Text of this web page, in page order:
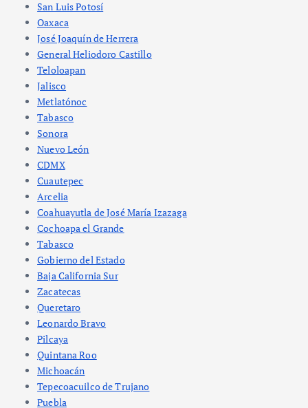
San Luis Potosí
Oaxaca
José Joaquín de Herrera
General Heliodoro Castillo
Teloloapan
Jalisco
Metlatónoc
Tabasco
Sonora
Nuevo León
CDMX
Cuautepec
Arcelia
Coahuayutla de José María Izazaga
Cochoapa el Grande
Tabasco
Gobierno del Estado
Baja California Sur
Zacatecas
Queretaro
Leonardo Bravo
Pilcaya
Quintana Roo
Michoacán
Tepecoacuilco de Trujano
Puebla